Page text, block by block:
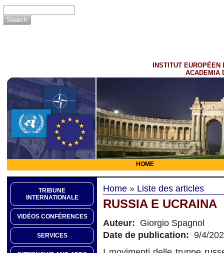
INSTITUT EUROPÉEN
ACADEMIA
HOME
TRIBUNE
INTERNATIONALE
VIDÉOS CONFÉRENCES
SERVICES
Home » Liste des articles
RUSSIA E UCRAINA
Auteur: Giorgio Spagnol
Date de publication: 9/4/